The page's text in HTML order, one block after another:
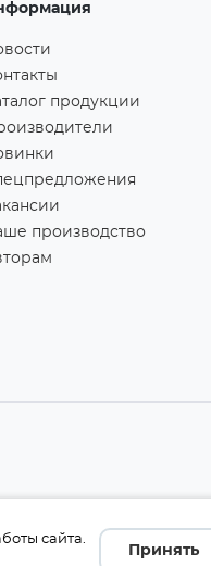
продукции
производство
сайта.
Принять